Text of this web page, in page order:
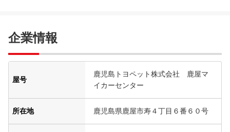
企業情報
屋号
鹿児島トヨペット株式会社 鹿屋マ
イカーセンター
所在地 鹿児島県鹿屋市寿４丁目６番６０号